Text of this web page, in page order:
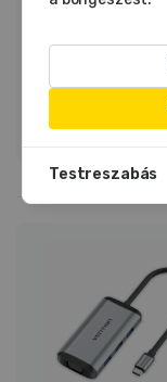
Testreszabás